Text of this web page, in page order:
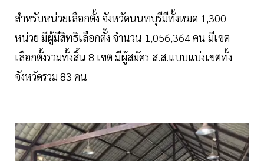
สำหรับหน่วยเลือกตั้ง จังหวัดนนทบุรีมีทั้งหมด 1,300
หน่วย มีผู้มีสิทธิเลือกตั้ง จำนวน 1,056,364 คน มีเขต
เลือกตั้งรวมทั้งสิ้น 8 เขต มีผู้สมัคร ส.ส.แบบแบ่งเขตทั้ง
จังหวัดรวม 83 คน